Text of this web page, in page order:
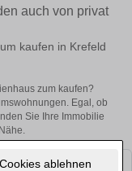
ablehnen
auch von privat
kaufen in Krefeld
zum kaufen?
Egal, ob
Sie Ihre Immobilie